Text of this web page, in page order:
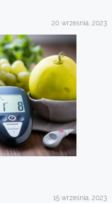
20 września, 2023
15 września, 2023